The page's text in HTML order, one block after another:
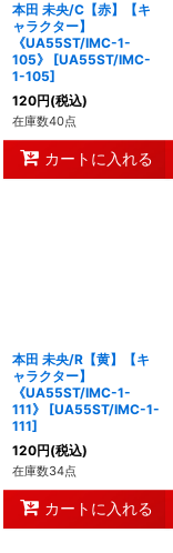
本田 未央/C【赤】【キ
ャラクター】
《UA55ST/IMC-1-
105》
[UA55ST/IMC-
1-105]
120円(税込)
在庫数40点
カートに入れる
本田 未央/R【黄】【キ
ャラクター】
《UA55ST/IMC-1-
111》
[UA55ST/IMC-1-
111]
120円(税込)
在庫数34点
カートに入れる